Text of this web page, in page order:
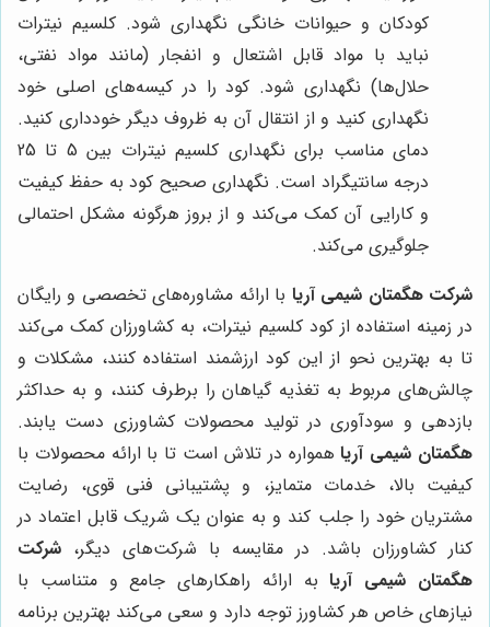
کودکان و حیوانات خانگی نگهداری شود. کلسیم نیترات
نباید با مواد قابل اشتعال و انفجار (مانند مواد نفتی،
حلال‌ها) نگهداری شود. کود را در کیسه‌های اصلی خود
نگهداری کنید و از انتقال آن به ظروف دیگر خودداری کنید.
دمای مناسب برای نگهداری کلسیم نیترات بین 5 تا 25
درجه سانتیگراد است. نگهداری صحیح کود به حفظ کیفیت
و کارایی آن کمک می‌کند و از بروز هرگونه مشکل احتمالی
جلوگیری می‌کند.
شرکت هگمتان شیمی آریا با ارائه مشاوره‌های تخصصی و رایگان
در زمینه استفاده از کود کلسیم نیترات، به کشاورزان کمک می‌کند
تا به بهترین نحو از این کود ارزشمند استفاده کنند، مشکلات و
چالش‌های مربوط به تغذیه گیاهان را برطرف کنند، و به حداکثر
بازدهی و سودآوری در تولید محصولات کشاورزی دست یابند.
هگمتان شیمی آریاهمواره در تلاش است تا با ارائه محصولات با
کیفیت بالا، خدمات متمایز، و پشتیبانی فنی قوی، رضایت
مشتریان خود را جلب کند و به عنوان یک شریک قابل اعتماد در
کنار کشاورزان باشد. در مقایسه با شرکت‌های دیگر، شرکت
هگمتان شیمی آریابه ارائه راهکارهای جامع و متناسب با
نیازهای خاص هر کشاورز توجه دارد و سعی می‌کند بهترین برنامه